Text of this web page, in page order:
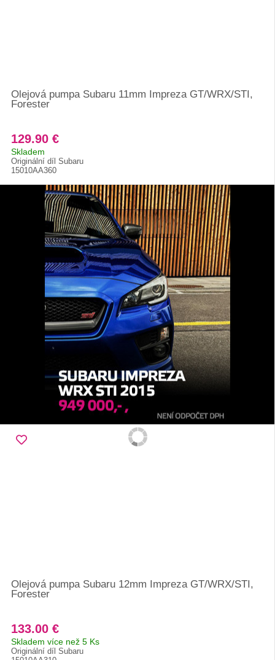
Olejová pumpa Subaru 11mm Impreza GT/WRX/STI,
Forester
129.90 €
Skladem
Originální díl Subaru
15010AA360
Olejová pumpa Subaru 12mm Impreza GT/WRX/STI,
Forester
133.00 €
Skladem více než 5 Ks
Originální díl Subaru